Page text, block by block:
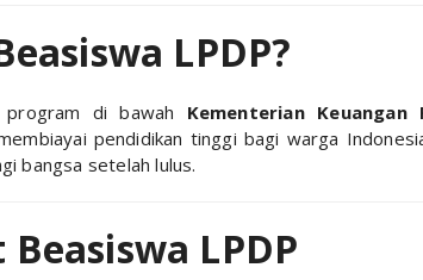
LPDP?
program di bawah Kementerian Keuangan
pendidikan tinggi bagi warga
bangsa setelah lulus.
LPDP